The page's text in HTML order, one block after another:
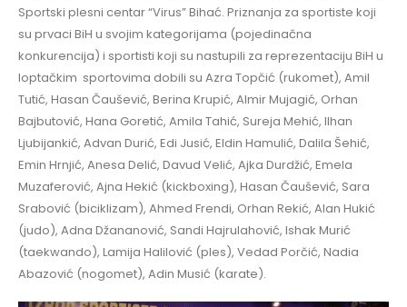
Sportski plesni centar “Virus” Bihać. Priznanja za sportiste koji
su prvaci BiH u svojim kategorijama (pojedinačna
konkurencija) i sportisti koji su nastupili za reprezentaciju BiH u
loptačkim sportovima dobili su Azra Topčić (rukomet), Amil
Tutić, Hasan Čaušević, Berina Krupić, Almir Mujagić, Orhan
Bajbutović, Hana Goretić, Amila Tahić, Sureja Mehić, Ilhan
Ljubijankić, Advan Durić, Edi Jusić, Eldin Hamulić, Dalila Šehić,
Emin Hrnjić, Anesa Delić, Davud Velić, Ajka Durdžić, Emela
Muzaferović, Ajna Hekić (kickboxing), Hasan Čaušević, Sara
Srabović (biciklizam), Ahmed Frendi, Orhan Rekić, Alan Hukić
(judo), Adna Džananović, Sandi Hajrulahović, Ishak Murić
(taekwando), Lamija Halilović (ples), Vedad Porčić, Nadia
Abazović (nogomet), Adin Musić (karate).